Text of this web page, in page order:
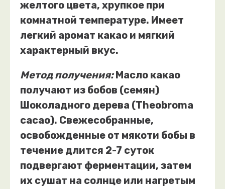
желтого цвета, хрупкое при
комнатной температуре. Имеет
легкий аромат какао и мягкий
характерный вкус.
Метод получения: Масло какао
получают из бобов (семян)
Шоколадного дерева (Theobroma
cacao). Свежесобранные,
освобожденные от мякоти бобы в
течение длится 2-7 суток
подвергают ферментации, затем
их сушат на солнце или нагретым